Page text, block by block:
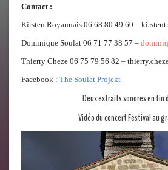
Contact :
Kirsten Royannais 06 68 80 49 60 –
Dominique Soulat 06 71 77 38 57 –
Thierry Cheze 06 75 79 56 82 –
Facebook : The Soulat Projekt
Deux extraits sonores en fin
Vidéo du concert Festival au